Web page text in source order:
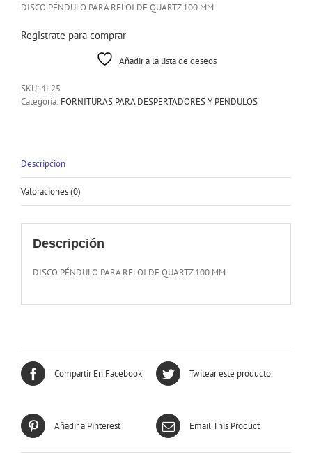
DISCO PÉNDULO PARA RELOJ DE QUARTZ 100 MM
Registrate para comprar
Añadir a la lista de deseos
SKU:4L25
Categoría: FORNITURAS PARA DESPERTADORES Y PENDULOS
Descripción
Valoraciones (0)
Descripción
DISCO PÉNDULO PARA RELOJ DE QUARTZ 100 MM
Compartir En Facebook Twitear este producto
Añadir a Pinterest Email This Product